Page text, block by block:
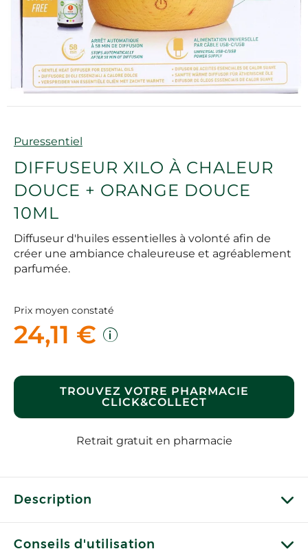
Marque
Puressentiel
DIFFUSEUR XILO À CHALEUR
DOUCE + ORANGE DOUCE
10ML
Diffuseur d'huiles essentielles à volonté afin de
créer une ambiance chaleureuse et agréablement
parfumée.
Prix moyen constaté
24,11 €
TROUVEZ VOTRE PHARMACIE
CLICK&COLLECT
Retrait gratuit en pharmacie
Description
Conseils d'utilisation